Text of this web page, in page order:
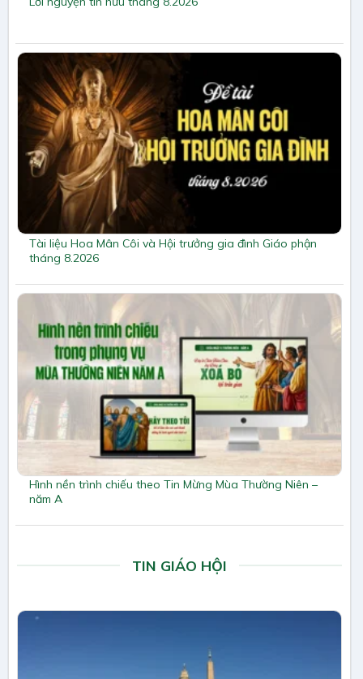
Tài liệu Hoa Mân Côi và Hội trưởng gia đình Giáo phận
tháng 8.2026
Hình nền trình chiếu theo Tin Mừng Mùa Thường Niên –
năm A
TIN GIÁO HỘI